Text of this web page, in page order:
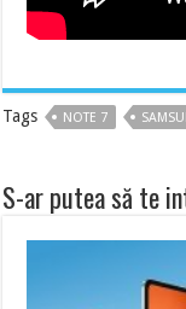
Tags NOTE 7
S-ar putea să te